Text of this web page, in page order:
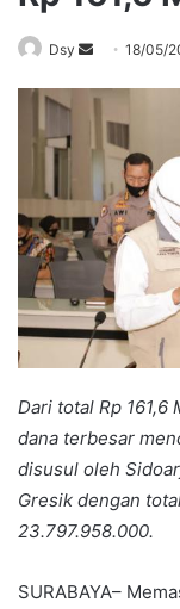
Dsy
Send18/05/
Dari total Rp 161,6
dana terbesar
disusul oleh
Gresik dengan
23.797.958.000.
SURABAYA–